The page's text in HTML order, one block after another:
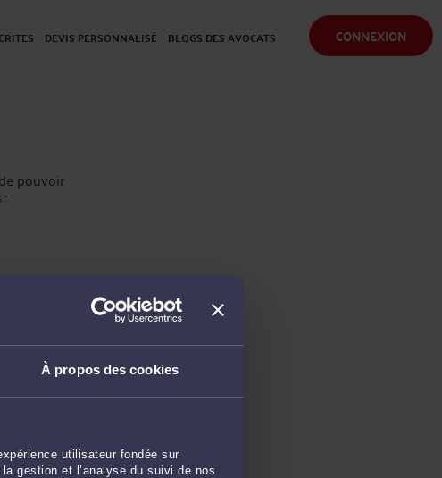
À propos des cookies
utilisateur fondée sur
gestion et l’analyse du suivi de nos
CONNEXION
DEVIS PERSONNALISÉ BLOGS DES AVOCATS
pouvoir
: